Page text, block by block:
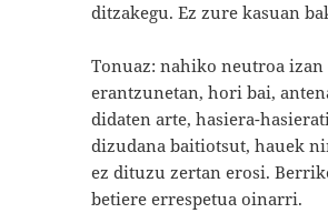
ditzakegu. Ez zure kasuan
Tonuaz: nahiko neutroa izan
erantzunetan, hori bai,
didaten arte, hasiera-
dizudana baitiotsut, hauek
ez dituzu zertan erosi.
betiere errespetua oinarri.